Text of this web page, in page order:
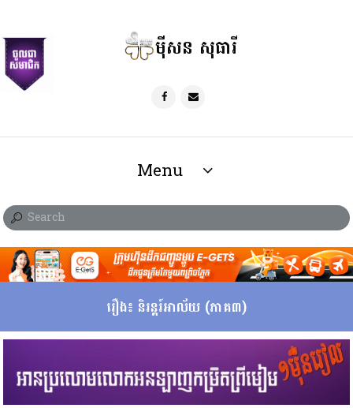
ម៉ីសន សុធារី
Menu
រឿង៖ និរន្តរ៍អាល័យ (ភាគ៣)